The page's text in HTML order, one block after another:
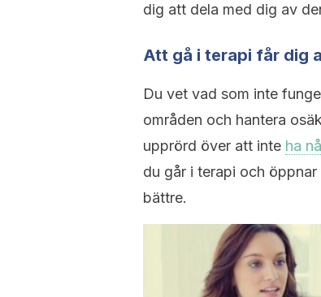
dig att dela med dig av
Att gå i terapi får dig
Du vet vad som inte
områden och hantera
upprörd över att inte ha
du går i terapi och
bättre.